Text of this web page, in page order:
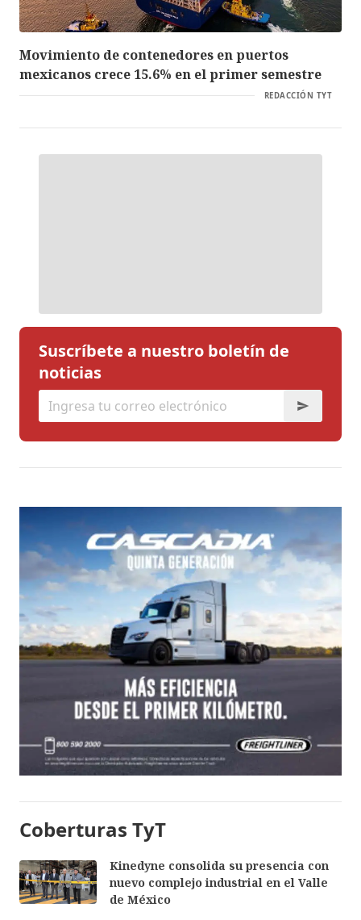
Movimiento de contenedores en puertos
mexicanos crece 15.6% en el primer semestre
REDACCIÓN TYT
Suscríbete a nuestro boletín de
noticias
Coberturas TyT
Kinedyne consolida su presencia con
nuevo complejo industrial en el Valle
de México